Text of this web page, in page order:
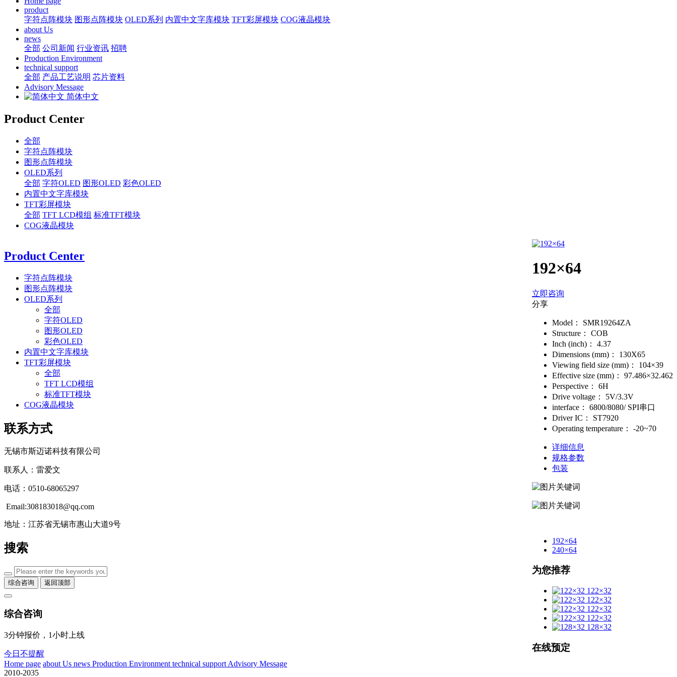
product
字符点阵模块 图形点阵模块 OLED系列 内置中文字库模块 TFT彩屏模块 COG液晶模块
about Us
news
全部 公司新闻 行业资讯 招聘
Production Environment
technical support
全部 产品工艺说明 芯片资料
Advisory Message
简体中文
Product Center
全部
字符点阵模块
图形点阵模块
OLED系列
全部 字符OLED 图形OLED 彩色OLED
内置中文字库模块
TFT彩屏模块
全部 TFT LCD模组 标准TFT模块
COG液晶模块
192×64
立即咨询
分享
Model：
SMR19264ZA
Structure：
COB
Inch (inch)：
4.37
Dimensions (mm)：
130X65
Viewing field size (mm)：
104×39
Effective size (mm)：
97.486×32.462
Perspective：
6H
Drive voltage：
5V/3.3V
interface：
6800/8080/ SPI串口
Driver IC：
ST7920
Operating temperature：
-20~70
详细信息
规格参数
包装
192×64
240×64
为您推荐
122×32
122×32
122×32
122×32
128×32
在线预定
Product Center
字符点阵模块
图形点阵模块
OLED系列
全部
字符OLED
图形OLED
彩色OLED
内置中文字库模块
TFT彩屏模块
全部
TFT LCD模组
标准TFT模块
COG液晶模块
联系方式
无锡市斯迈诺科技有限公司
联系人：雷爱文
电话：0510-68065297
Email:308183018@qq.com
地址：江苏省无锡市惠山大道9号
搜索
综合咨询 返回顶部
综合咨询
3分钟报价，1小时上线
今日不提醒
Home page about Us news Production Environment technical support Advisory Message
2010-2035